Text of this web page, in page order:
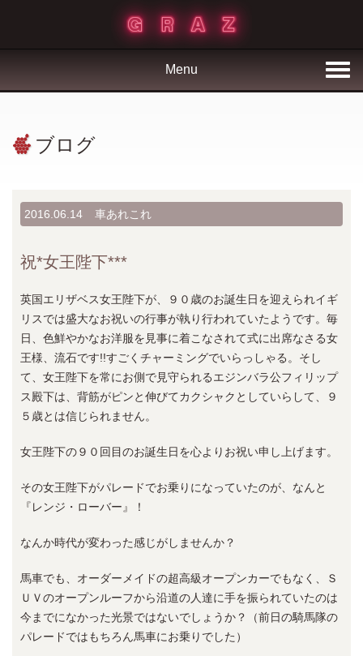
Menu
ブログ
2016.06.14 車あれこれ
祝*女王陛下***
英国エリザベス女王陛下が、９０歳のお誕生日を迎えられイギ
リスでは盛大なお祝いの行事が執り行われていたようです。毎
日、色鮮やかなお洋服を見事に着こなされて式に出席なさる女
王様、流石です!!すごくチャーミングでいらっしゃる。そし
て、女王陛下を常にお側で見守られるエジンバラ公フィリップ
ス殿下は、背筋がピンと伸びてカクシャクとしていらして、９
５歳とは信じられません。
女王陛下の９０回目のお誕生日を心よりお祝い申し上げます。
その女王陛下がパレードでお乗りになっていたのが、なんと
『レンジ・ローバー』！
なんか時代が変わった感じがしませんか？
馬車でも、オーダーメイドの超高級オープンカーでもなく、Ｓ
ＵＶのオープンルーフから沿道の人達に手を振られていたのは
今までになかった光景ではないでしょうか？（前日の騎馬隊の
パレードではもちろん馬車にお乗りでした）